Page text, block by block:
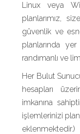
Linux veya
planlarımız,
güvenlik ve
planlarında
randımanlı ve
Her Bulut
hesapları
imkanına
işlemlerinizi